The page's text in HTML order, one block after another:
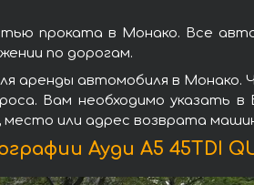
проката в Монако. Все
по дорогам.
аренды автомобиля в Монако.
Вам необходимо
или адрес возврата
Ауди A5 45TDI